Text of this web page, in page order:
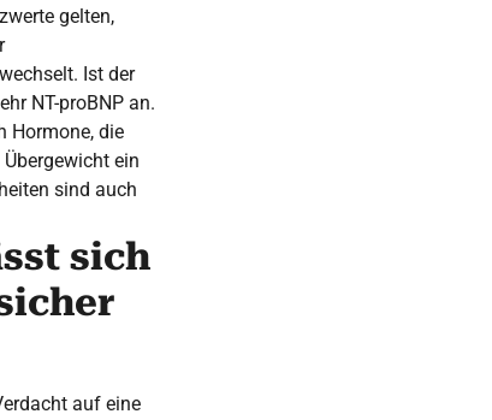
gelten,
Ist der
NT-proBNP an.
Hormone, die
ein
sind auch
sich
auf eine